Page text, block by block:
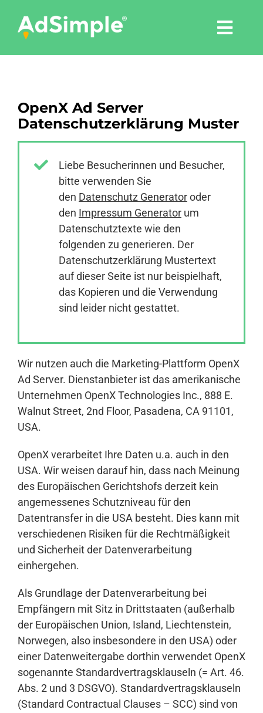
content
Tools
Pressemitteilungen
Anmelden
OpenX Ad Server
Datenschutzerklärung Muster
Liebe Besucherinnen und Besucher,
bitte verwenden Sie
den Datenschutz Generatoroder
den Impressum Generator um
Datenschutztexte wie den
folgenden zu generieren. Der
Datenschutzerklärung Mustertext
auf dieser Seite ist nur beispielhaft,
das Kopieren und die Verwendung
sind leider nicht gestattet.
Wir nutzen auch die Marketing-Plattform OpenX
Ad Server. Dienstanbieter ist das amerikanische
Unternehmen OpenX Technologies Inc., 888 E.
Walnut Street, 2nd Floor, Pasadena, CA 91101,
USA.
OpenX verarbeitet Ihre Daten u.a. auch in den
USA. Wir weisen darauf hin, dass nach Meinung
des Europäischen Gerichtshofs derzeit kein
angemessenes Schutzniveau für den
Datentransfer in die USA besteht. Dies kann mit
verschiedenen Risiken für die Rechtmäßigkeit
und Sicherheit der Datenverarbeitung
einhergehen.
Als Grundlage der Datenverarbeitung bei
Empfängern mit Sitz in Drittstaaten (außerhalb
der Europäischen Union, Island, Liechtenstein,
Norwegen, also insbesondere in den USA) oder
einer Datenweitergabe dorthin verwendet OpenX
sogenannte Standardvertragsklauseln (= Art. 46.
Abs. 2 und 3 DSGVO). Standardvertragsklauseln
(Standard Contractual Clauses – SCC) sind von